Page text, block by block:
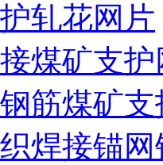
轧花网片
煤矿支护
筋煤矿
焊接锚